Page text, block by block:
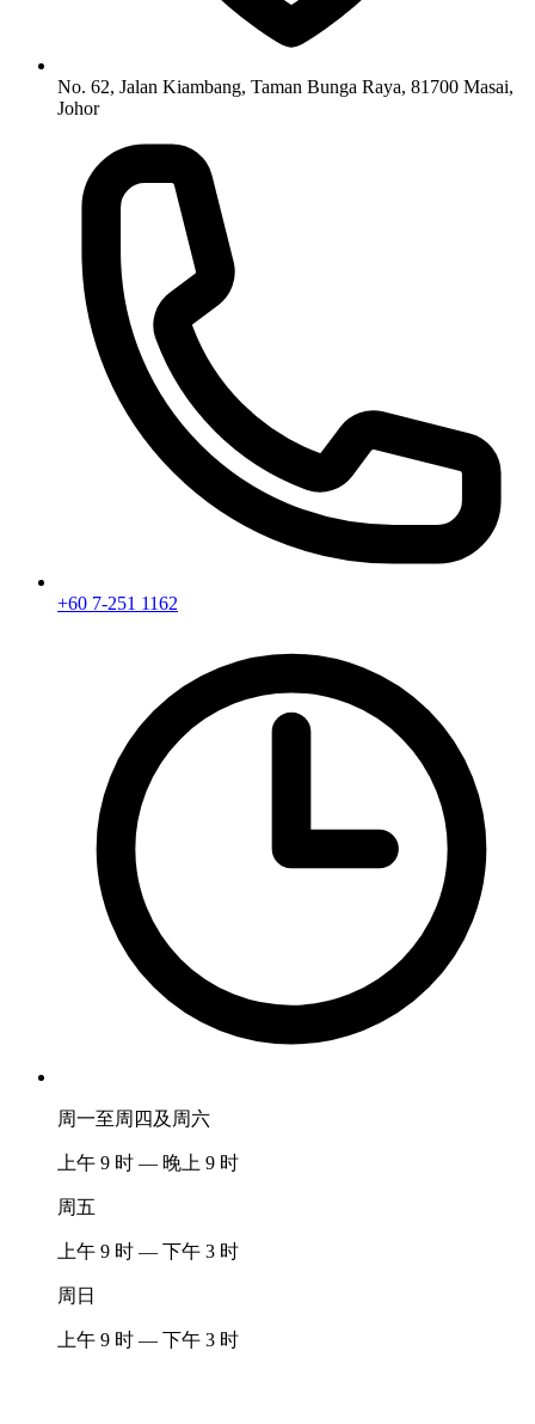
No. 62, Jalan Kiambang, Taman Bunga Raya, 81700 Masai,
Johor
+60 7-251 1162
周一至周四及周六
上午 9 时 — 晚上 9 时
周五
上午 9 时 — 下午 3 时
周日
上午 9 时 — 下午 3 时